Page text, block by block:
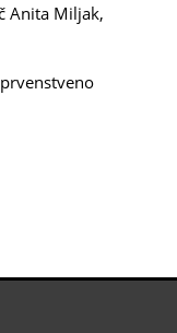
Anita Miljak,